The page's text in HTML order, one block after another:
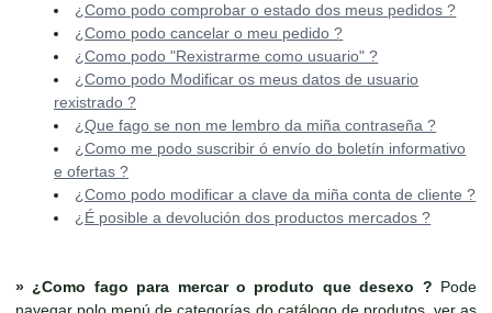
¿Como podo comprobar o estado dos meus pedidos ?
¿Como podo cancelar o meu pedido ?
¿Como podo "Rexistrarme como usuario" ?
¿Como podo Modificar os meus datos de usuario
rexistrado ?
¿Que fago se non me lembro da miña contraseña ?
¿Como me podo suscribir ó envío do boletín informativo
e ofertas ?
¿Como podo modificar a clave da miña conta de cliente ?
¿É posible a devolución dos productos mercados ?
» ¿Como fago para mercar o produto que desexo ? Pode